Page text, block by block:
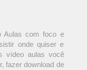
Aulas com foco e
onde quiser e
vídeo aulas você
fazer download de